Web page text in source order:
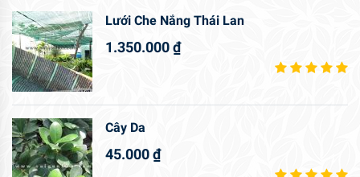
Lưới Che Nắng Thái Lan
1.350.000₫
Cây Da
45.000₫